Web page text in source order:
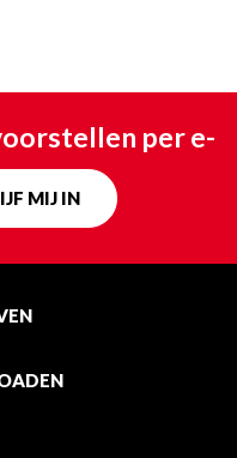
per e-
MIJ IN